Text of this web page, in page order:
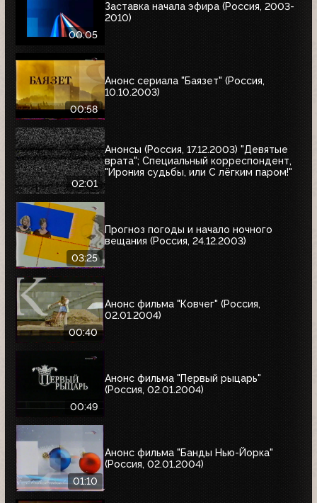
00:05
Заставка начала эфира (Россия, 2003-
2010)
00:58
Анонс сериала "Баязет" (Россия,
10.10.2003)
02:01
Анонсы (Россия, 17.12.2003) "Девятые
врата"; Специальный корреспондент,
"Ирония судьбы, или С лёгким паром!"
03:25
Прогноз погоды и начало ночного
вещания (Россия, 24.12.2003)
00:40
Анонс фильма "Ковчег" (Россия,
02.01.2004)
00:49
Анонс фильма "Первый рыцарь"
(Россия, 02.01.2004)
01:10
Анонс фильма "Банды Нью-Йорка"
(Россия, 02.01.2004)